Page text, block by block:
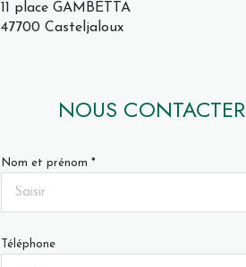
11 place GAMBETTA
47700 Casteljaloux
NOUS CONTACTER
Nom et prénom *
Téléphone